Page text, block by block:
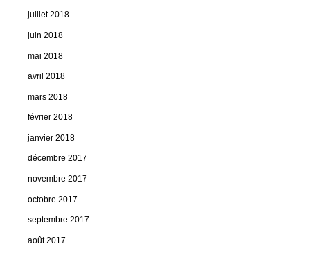
juillet 2018
juin 2018
mai 2018
avril 2018
mars 2018
février 2018
janvier 2018
décembre 2017
novembre 2017
octobre 2017
septembre 2017
août 2017